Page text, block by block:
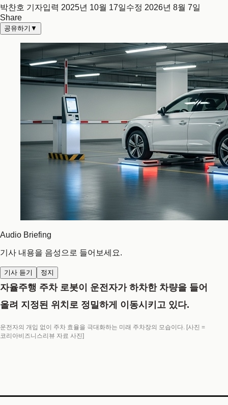
박찬호 기자입력 2025년 10월 17일수정 2026년 8월 7일
Share
공유하기 ▼
Audio Briefing
기사 내용을 음성으로 들어보세요.
기사 듣기 정지
자율주행 주차 로봇이 운전자가 하차한 차량을 들어
올려 지정된 위치로 정밀하게 이동시키고 있다.
운전자의 개입 없이 주차 효율을 극대화하는 미래 주차장의 모습이다. [사진 =
코리아비즈니스리뷰 자료 사진]